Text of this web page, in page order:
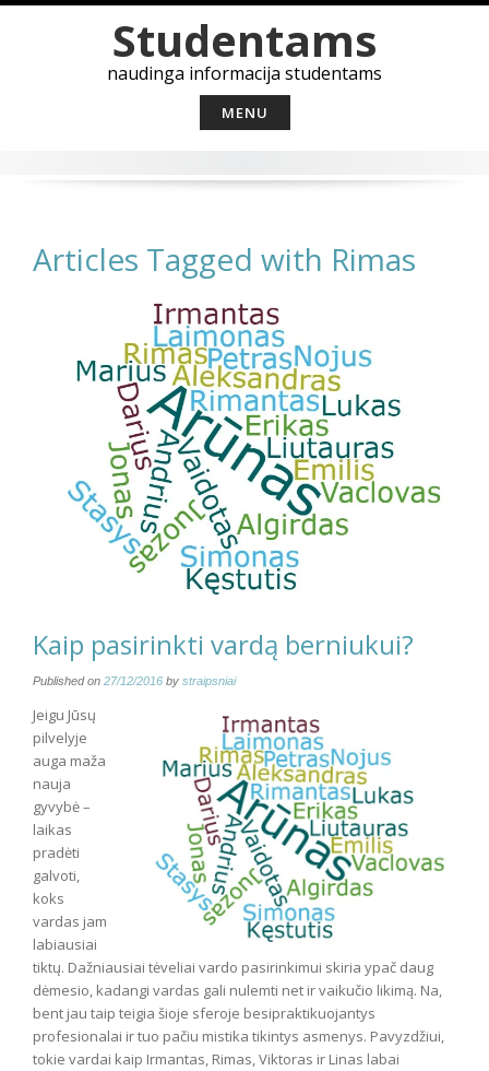
Studentams
naudinga informacija studentams
MENU
Articles Tagged with Rimas
Kaip pasirinkti vardą berniukui?
Published on 27/12/2016 by straipsniai
Jeigu Jūsų
pilvelyje
auga maža
nauja
gyvybė –
laikas
pradėti
galvoti,
koks
vardas jam
labiausiai
tiktų. Dažniausiai tėveliai vardo pasirinkimui skiria ypač daug
dėmesio, kadangi vardas gali nulemti net ir vaikučio likimą. Na,
bent jau taip teigia šioje sferoje besipraktikuojantys
profesionalai ir tuo pačiu mistika tikintys asmenys. Pavyzdžiui,
tokie vardai kaip Irmantas, Rimas, Viktoras ir Linas labai